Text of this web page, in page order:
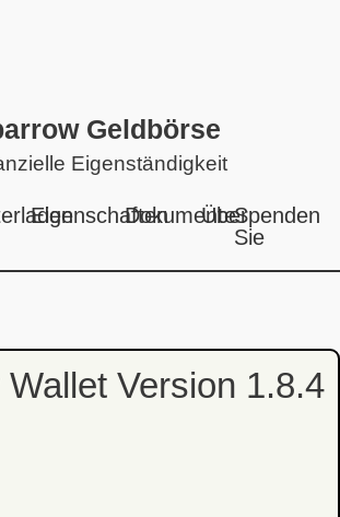
Geldbörse
Eigenständigkeit
EigenschaftenDokumente
ÜberSpenden
Sie
Version 1.8.4